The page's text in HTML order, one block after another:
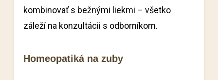
kombinovať s bežnými liekmi – všetko
záleží na konzultácii s odborníkom.
Homeopatiká na zuby